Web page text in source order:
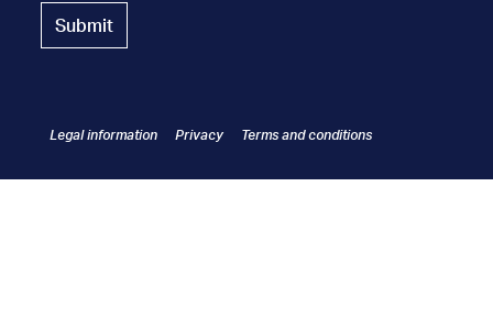
Legal information Privacy Terms and conditions